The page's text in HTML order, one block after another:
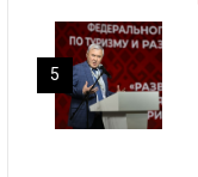
5